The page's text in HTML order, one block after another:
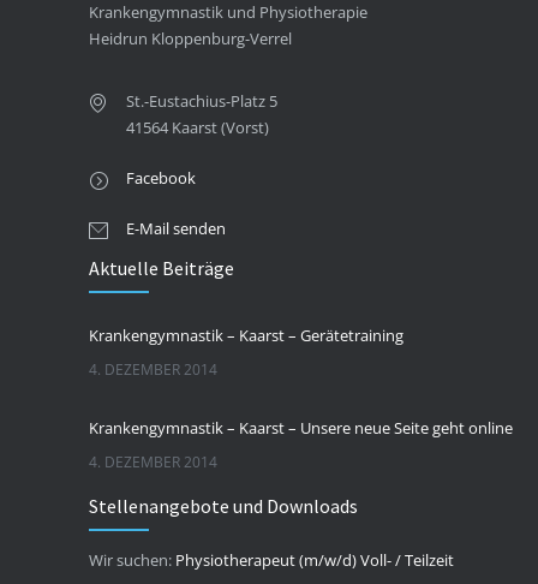
Krankengymnastik und Physiotherapie
Heidrun Kloppenburg-Verrel
St.-Eustachius-Platz 5
41564 Kaarst (Vorst)
Facebook
E-Mail senden
Aktuelle Beiträge
Krankengymnastik – Kaarst – Gerätetraining
4. DEZEMBER 2014
Krankengymnastik – Kaarst – Unsere neue Seite geht online
4. DEZEMBER 2014
Stellenangebote und Downloads
Wir suchen: Physiotherapeut (m/w/d) Voll- / Teilzeit